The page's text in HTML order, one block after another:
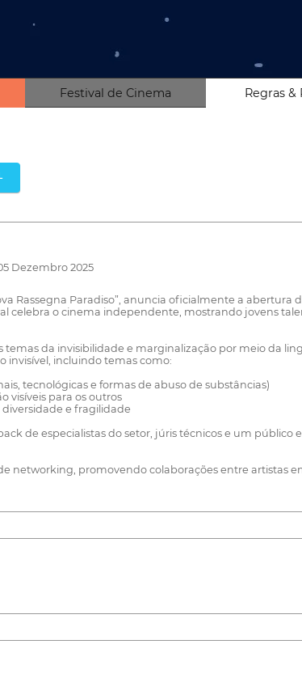
Festival de Cinema Regras &
Dezembro 2025
Rassegna Paradiso”, anuncia oficialmente a
celebra o cinema independente, mostrando jovens
da invisibilidade e marginalização por meio da
invisível, incluindo temas como:
tecnológicas e formas de abuso de substâncias)
visíveis para os outros
e fragilidade
de especialistas do setor, júris técnicos e um
networking, promovendo colaborações entre artistas